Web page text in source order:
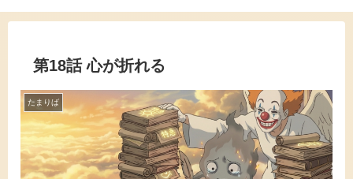
第18話 心が折れる
たまりば